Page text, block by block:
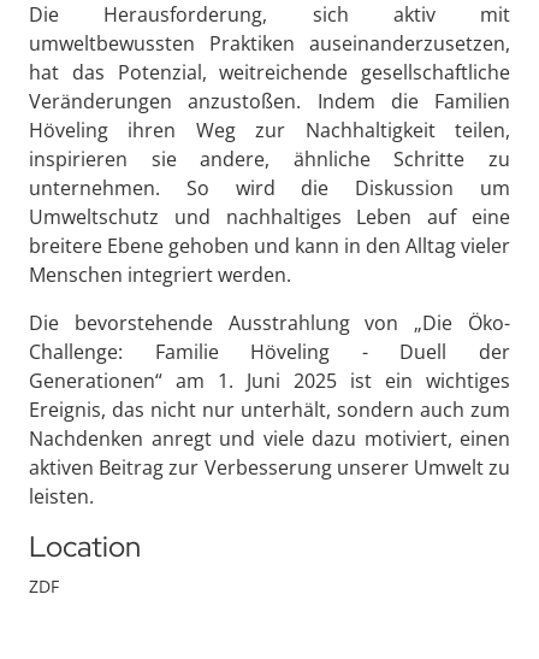
Die Herausforderung, sich aktiv mit
umweltbewussten Praktiken auseinanderzusetzen,
hat das Potenzial, weitreichende gesellschaftliche
Veränderungen anzustoßen. Indem die Familien
Höveling ihren Weg zur Nachhaltigkeit teilen,
inspirieren sie andere, ähnliche Schritte zu
unternehmen. So wird die Diskussion um
Umweltschutz und nachhaltiges Leben auf eine
breitere Ebene gehoben und kann in den Alltag vieler
Menschen integriert werden.
Die bevorstehende Ausstrahlung von „Die Öko-
Challenge: Familie Höveling - Duell der
Generationen“ am 1. Juni 2025 ist ein wichtiges
Ereignis, das nicht nur unterhält, sondern auch zum
Nachdenken anregt und viele dazu motiviert, einen
aktiven Beitrag zur Verbesserung unserer Umwelt zu
leisten.
Location
ZDF